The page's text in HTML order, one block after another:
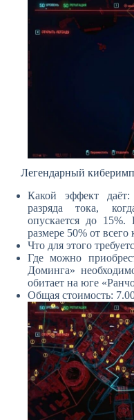
Легендарный
Какой эффект
разряда тока,
опускается до
размере 50% от всего
Что для этого
Где можно
Доминга»
обитает на юге
Общая стоимость: